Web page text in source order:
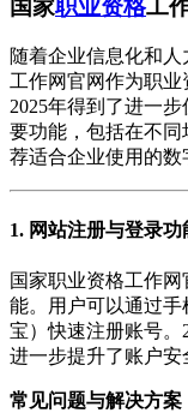
国家职业资格工
随着企业信息化和
工作网官网作为职
2025年得到了进一
要功能，包括在不
荐适合企业使用的
1. 网站注册与登录功
国家职业资格工作
能。用户可以通过
宝）快速注册账号。
进一步提升了账户安
常见问题与解决方案